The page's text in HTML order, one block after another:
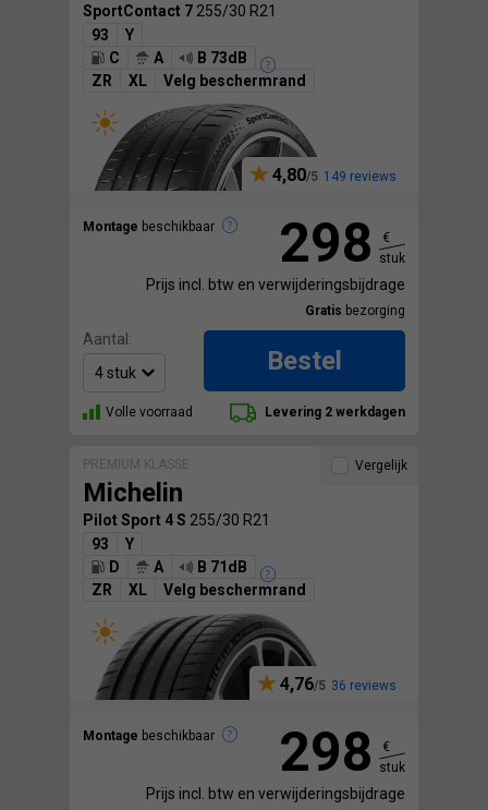
SportContact 7 255/30 R21
93
Y
C
A
B 73dB
ZR
XL Velg beschermrand
4,80 149 reviews
Montage beschikbaar 298
€
stuk
Prijs incl. btw en verwijderingsbijdrage
Gratis bezorging
Aantal:
Bestel
Volle voorraad Levering 2 werkdagen
PREMIUM KLASSE
Michelin
Pilot Sport 4 S 255/30 R21
93
Y
D
A
B 71dB
ZR
XL Velg beschermrand
4,76 36 reviews
Montage beschikbaar
Vergelijk
298
€
stuk
Prijs incl. btw en verwijderingsbijdrage